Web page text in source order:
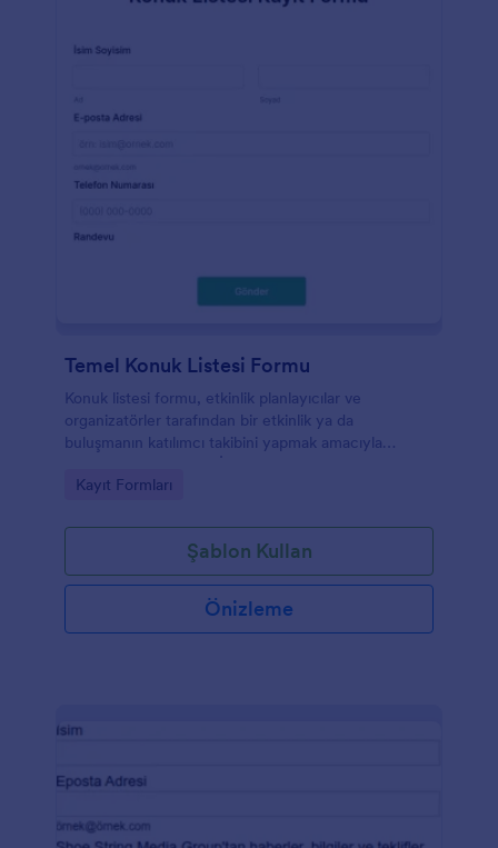
Temel Konuk Listesi Formu
Konuk listesi formu, etkinlik planlayıcılar ve
organizatörler tarafından bir etkinlik ya da
buluşmanın katılımcı takibini yapmak amacıyla
doğum günü partisi, ister bir iş etkinliği ya da bir okul
ve düzenlemek için ücretsiz ve özelleştirilebilen
Temel Konuk Listesi Formu şablonumuzu kullanın –
böylece eğlenceye odaklanabilirsiniz! Form alanlarını
katılmasını beklediğiniz kişi sayısına göre düzenleyin,
davet e-postanızı markanıza uyacak şekilde
iletecek akıllı bir form oluşturun. Formunuzu bir link
ücretsiz mobil uygulamamızı kullanarak
olun.
Go to Category:
Kayıt Formları
Şablon Kullan
Önizleme